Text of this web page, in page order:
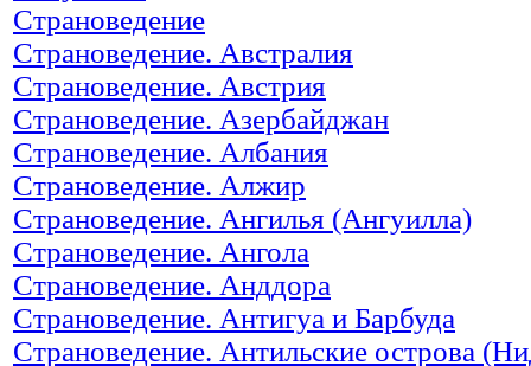
Страноведение
Страноведение. Австралия
Страноведение. Австрия
Страноведение. Азербайджан
Страноведение. Албания
Страноведение. Алжир
Страноведение. Ангилья (Ангуилла)
Страноведение. Ангола
Страноведение. Анддора
Страноведение. Антигуа и Барбуда
Страноведение. Антильские острова